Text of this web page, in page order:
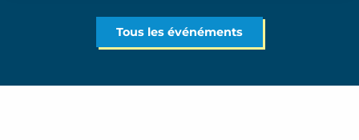
Tous les événéments